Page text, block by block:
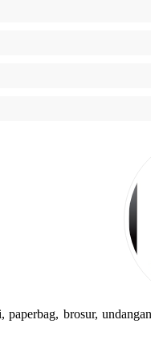
paperbag, brosur,